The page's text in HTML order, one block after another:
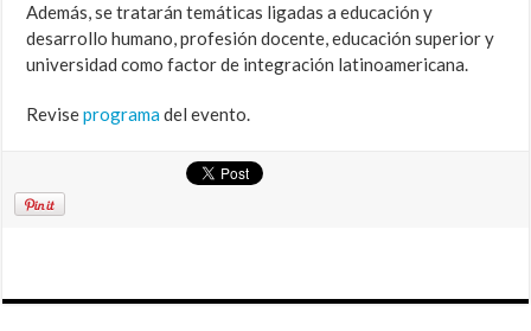
Además, se tratarán temáticas ligadas a educación y
desarrollo humano, profesión docente, educación superior y
universidad como factor de integración latinoamericana.
Reviseprogramadel evento.